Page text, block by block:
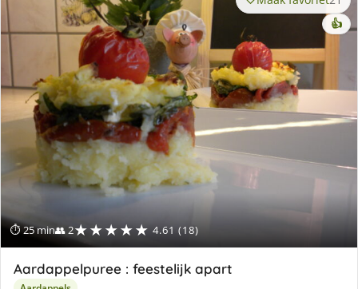
⏱ 25 min👥 2★★★★★ 4.61 (18)
👍
Aardappelpuree : feestelijk apart